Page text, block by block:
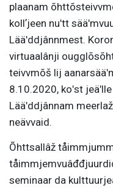
plaanam
kollʼjeen nuʹtt
Lääʹddjânnmest.
virtuaalânji
teivvmõš lij
8.10.2020, koʹst
Lääʹddjânnam
neävvaid.
Õhttsallâž
seminaar da